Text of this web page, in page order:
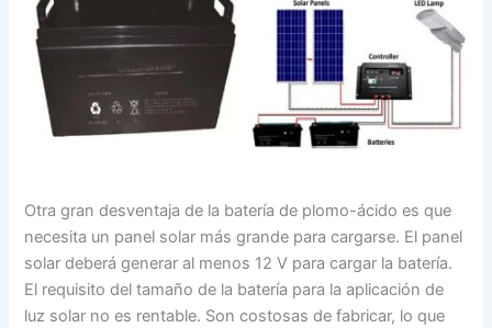
Otra gran desventaja de la batería de plomo-ácido es que
necesita un panel solar más grande para cargarse. El panel
solar deberá generar al menos 12 V para cargar la batería.
El requisito del tamaño de la batería para la aplicación de
luz solar no es rentable. Son costosas de fabricar, lo que